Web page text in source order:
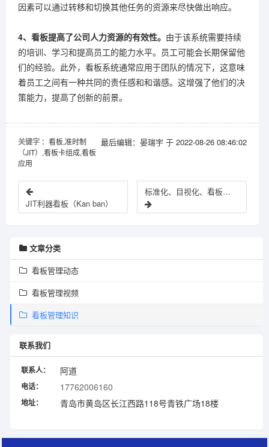
因素可以通过转移和切换其他任务的资源来尽快做出响应。
4、看板提高了公司人力资源的有效性。 由于该系统需要持续
的培训、学习和提高员工的能力水平。员工可能会长期保留他
们的经验。此外，看板系统通常应用于团队的情况下，这意味
着员工之间有一种共同的责任感和和谐感。这增强了他们的决
策能力，提高了创新的前景。
最后编辑：晏瑞宇 于 2022-08-26 08:46:02
关键字 ：看板,准时制
（JIT）,看板卡组成,看板
应用
JIT利器看板（Kan ban）
标准化、目视化、看板管理，现场管理三大工具详解
文章分类
看板管理动态
看板管理视频
看板管理知识
联系我们
联系人： 阿道
电话： 17762006160
地址： 青岛市黄岛区长江西路118号青铁广场18楼